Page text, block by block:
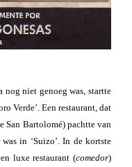
nog niet genoeg was, startte
Verde’. Een restaurant, dat
San Bartolomé) pachtte van
in ‘Suizo’. In de kortste
luxe restaurant (comedor)